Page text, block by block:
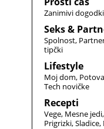
Zanimivi dogodki
Seks &
Spolnost
tipčki
Lifestyle
Moj dom
Tech novičke
Recepti
Vege Mesne jedi
Prigrizki Sladice